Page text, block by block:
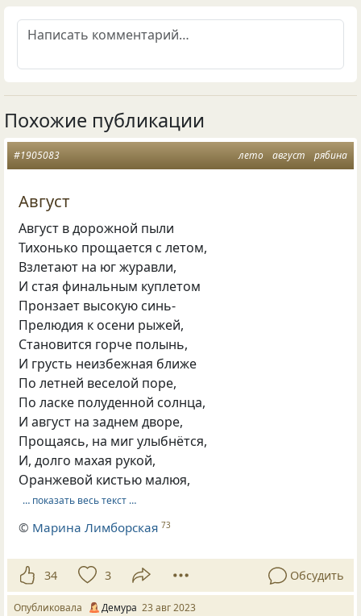
Похожие публикации
лето август рябина
#1905083
Август
Август в дорожной пыли
Тихонько прощается с летом,
Взлетают на юг журавли,
И стая финальным куплетом
Пронзает высокую синь-
Прелюдия к осени рыжей,
Становится горче полынь,
И грусть неизбежная ближе
По летней веселой поре,
По ласке полуденной солнца,
И август на заднем дворе,
Прощаясь, на миг улыбнётся,
И, долго махая рукой,
Оранжевой кистью малюя,
… показать весь текст …
© Марина Лимборская 73
34 3 Обсудить
Опубликовала Демура 23 авг 2023